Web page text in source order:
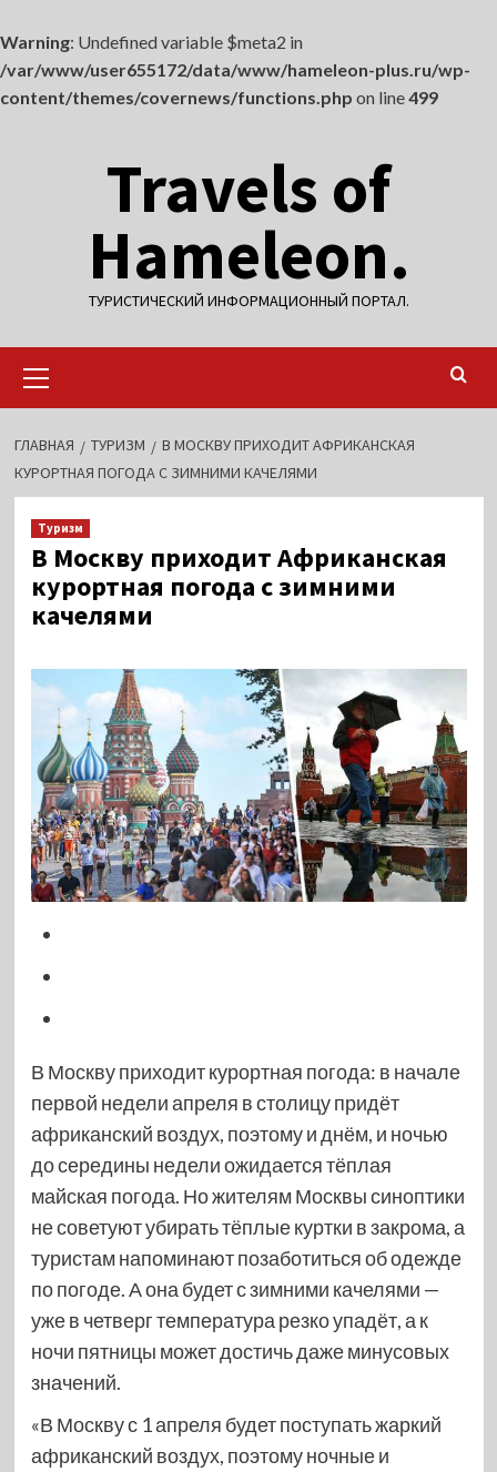
Warning: Undefined variable $meta2 in
/var/www/user655172/data/www/hameleon-plus.ru/wp-
content/themes/covernews/functions.php on line499
Travels of
Hameleon.
ТУРИСТИЧЕСКИЙ ИНФОРМАЦИОННЫЙ ПОРТАЛ.
меню
ГЛАВНАЯ ТУРИЗМ
В МОСКВУ ПРИХОДИТ АФРИКАНСКАЯ
КУРОРТНАЯ ПОГОДА С ЗИМНИМИ КАЧЕЛЯМИ
Туризм
В Москву приходит Африканская
курортная погода с зимними
качелями
В Москву приходит курортная погода: в начале
первой недели апреля в столицу придёт
африканский воздух, поэтому и днём, и ночью
до середины недели ожидается тёплая
майская погода. Но жителям Москвы синоптики
не советуют убирать тёплые куртки в закрома, а
туристам напоминают позаботиться об одежде
по погоде. А она будет с зимними качелями —
уже в четверг температура резко упадёт, а к
ночи пятницы может достичь даже минусовых
значений.
«В Москву с 1 апреля будет поступать жаркий
африканский воздух, поэтому ночные и